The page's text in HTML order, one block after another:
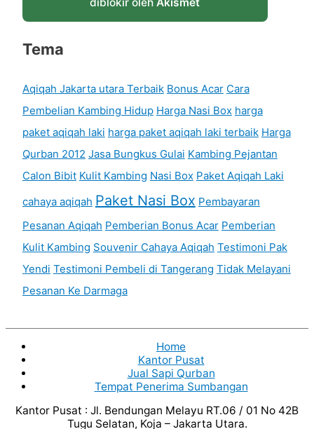
diblokir olehAkismet
Tema
Aqiqah Jakarta utara Terbaik Bonus Acar Cara
Pembelian Kambing Hidup Harga Nasi Box harga
paket aqiqah laki harga paket aqiqah laki terbaik Harga
Qurban 2012 Jasa Bungkus Gulai Kambing Pejantan
Calon Bibit Kulit Kambing Nasi Box Paket Aqiqah Laki
cahaya aqiqah Paket Nasi Box Pembayaran
Pesanan Aqiqah Pemberian Bonus Acar Pemberian
Kulit Kambing Souvenir Cahaya Aqiqah Testimoni Pak
Yendi Testimoni Pembeli di Tangerang Tidak Melayani
Pesanan Ke Darmaga
Home
Kantor Pusat
Jual Sapi Qurban
Tempat Penerima Sumbangan
Kantor Pusat : Jl. Bendungan Melayu RT.06 / 01 No 42B
Tugu Selatan, Koja – Jakarta Utara.